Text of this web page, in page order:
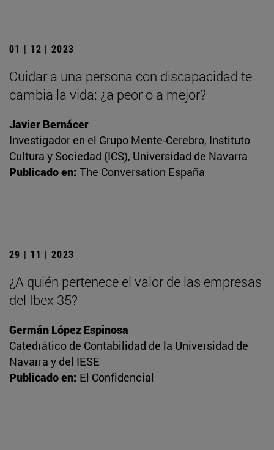
01 | 12 | 2023
Cuidar a una persona con discapacidad te
cambia la vida: ¿a peor o a mejor?
Javier Bernácer
Investigador en el Grupo Mente-Cerebro, Instituto
Cultura y Sociedad (ICS), Universidad de Navarra
Publicado en: The Conversation España
29 | 11 | 2023
¿A quién pertenece el valor de las empresas
del Ibex 35?
Germán López Espinosa
Catedrático de Contabilidad de la Universidad de
Navarra y del IESE
Publicado en: El Confidencial